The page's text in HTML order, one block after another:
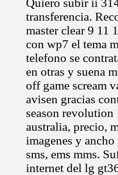
Quiero subir ii
transferencia.
master clear 9 11
con wp7 el tema
telefono se
en otras y suena
off game scream
avisen gracias
season revolution
australia, precio,
imagenes y
sms, ems mms.
internet del lg